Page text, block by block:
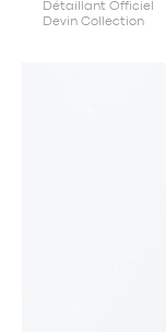
Détaillant Officiel
Devin Collection